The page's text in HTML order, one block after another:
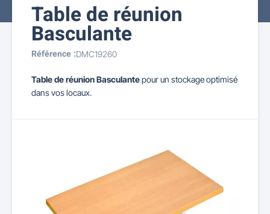
Table de réunion
Basculante
Référence :DMC19260
Table de réunion Basculantepour un stockage optimisé
dans vos locaux.